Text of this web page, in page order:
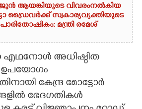
ആയങ്കിയുടെ വിവരംനൽകിയ
ഡ്രൈവർക്ക് സ്വകാര്യവ്യക്തിയുടെ
മന്ത്രി രമേശ്
എഥനോൾ അധിഷ്ഠിത
കേന്ദ്ര മോട്ടോർ
ഭേദഗതികൾ